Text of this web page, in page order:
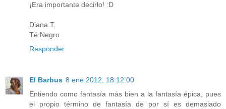
¡Era importante decirlo! :D
Diana.T.
Té Negro
Responder
El Barbus 8 ene 2012, 18:12:00
Entiendo como fantasía más bien a la fantasía épica, pues
el propio término de fantasía de por sí es demasiado